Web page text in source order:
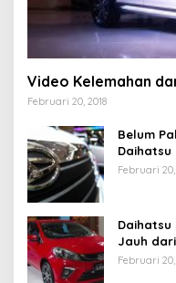
Video Kelemahan
Februari 20, 2018
Belum
Daihatsu
Februari 20,
Daihatsu
Jauh dari
Februari 20,